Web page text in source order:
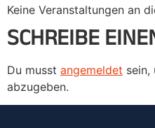
Keine Veranstaltungen an
SCHREIBE
Du musst angemeldet sein,
abzugeben.